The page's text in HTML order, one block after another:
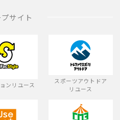
サイト
ンリユース
スポーツアウトドア
リユース